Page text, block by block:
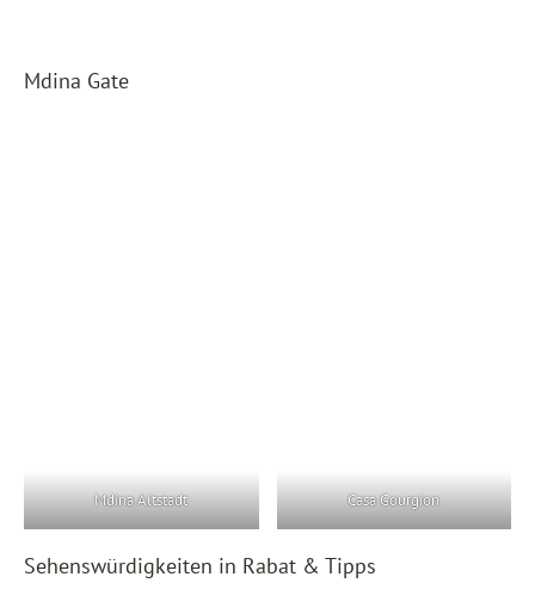
Mdina Gate
Mdina Altstadt Casa Gourgion
Sehenswürdigkeiten in Rabat & Tipps